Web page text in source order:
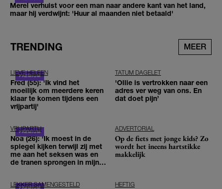
Merel verhuist voor een man naar andere kant van het land,
maar hij verdwijnt: 'Huur al maanden niet betaald'
TRENDING MEER
LIEVE HELEEN
Fred (55): 'Ik vind het
moeilijk om meerdere keren
klaar te komen tijdens een
vrijpartij'
TATUM DAGELET
'Ollie is vertrokken naar een
adres ver weg van ons. En
dat doet pijn’
VRIJPARTIJ
Noa (26): 'Ik moest in de
spiegel kijken terwijl zij met
me aan het seksen was en
de tranen sprongen in mijn
ADVERTORIAL
Op de fiets met jonge kids? Zo
wordt het ineens hartstikke
makkelijk
LEKKER SAMENGESTELD HEFTIG